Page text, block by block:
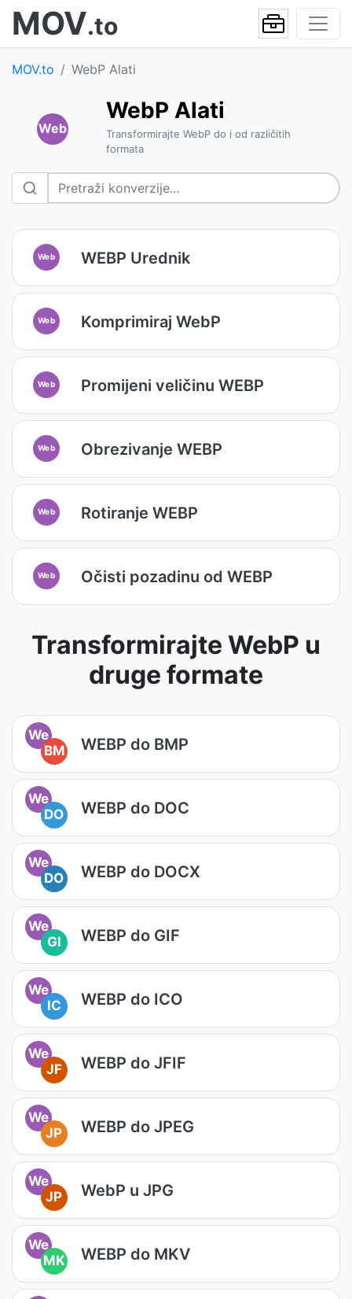
MOV.to
MOV.to WebP Alati
Web
WebP Alati
Transformirajte WebP do i od različitih
formata
Web WEBP Urednik
Web Komprimiraj WebP
Web Promijeni veličinu WEBP
Web Obrezivanje WEBP
Web Rotiranje WEBP
Web Očisti pozadinu od WEBP
Transformirajte WebP u
druge formate
We
BM
WEBP do BMP
We
DO
WEBP do DOC
We
DO
WEBP do DOCX
We
GI
WEBP do GIF
We
IC
WEBP do ICO
We
JF
WEBP do JFIF
We
JP
WEBP do JPEG
We
JP
WebP u JPG
We
MK
WEBP do MKV